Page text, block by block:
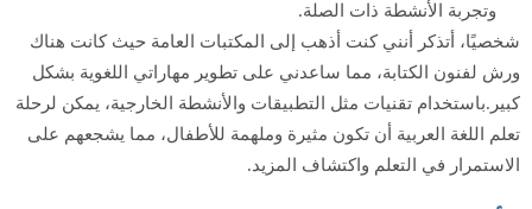
وتجربة الأنشطة ذات الصلة.
شخصيًا، أتذكر أنني كنت أذهب إلى المكتبات العامة حيث كانت هناك
ورش لفنون الكتابة، مما ساعدني على تطوير مهاراتي اللغوية بشكل
كبير.باستخدام تقنيات مثل التطبيقات والأنشطة الخارجية، يمكن لرحلة
تعلم اللغة العربية أن تكون مثيرة وملهمة للأطفال، مما يشجعهم على
الاستمرار في التعلم واكتشاف المزيد.